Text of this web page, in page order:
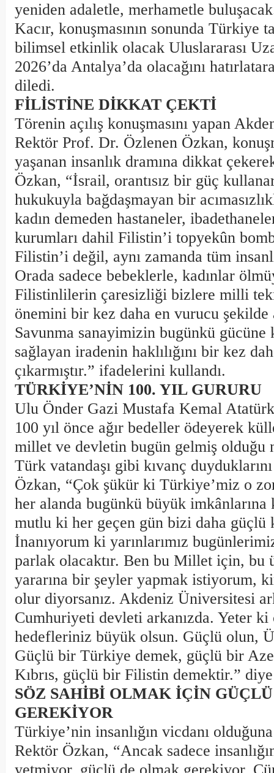
yeniden adaletle, merhametle
Kacır, konuşmasının sonunda Türkiye
bilimsel etkinlik olacak Uluslararası
2026’da Antalya’da olacağını
diledi.
FİLİSTİNE DİKKAT ÇEKTİ
Törenin açılış konuşmasını yapan
Rektör Prof. Dr. Özlenen Özkan,
yaşanan insanlık dramına dikkat
Özkan, “İsrail, orantısız bir güç
hukukuyla bağdaşmayan bir
kadın demeden hastaneler,
kurumları dahil Filistin’i topyekûn
Filistin’i değil, aynı zamanda tüm
Orada sadece bebeklerle, kadınlar
Filistinlilerin çaresizliği bizlere milli
önemini bir kez daha en vurucu şekilde
Savunma sanayimizin bugünkü gücüne
sağlayan iradenin haklılığını bir kez
çıkarmıştır.” ifadelerini kullandı.
TÜRKİYE’NİN 100. YIL GURURU
Ulu Önder Gazi Mustafa Kemal
100 yıl önce ağır bedeller ödeyerek
millet ve devletin bugün gelmiş olduğu
Türk vatandaşı gibi kıvanç
Özkan, “Çok şükür ki Türkiye’miz o
her alanda bugünkü büyük imkânlarına
mutlu ki her geçen gün bizi daha güçlü
İnanıyorum ki yarınlarımız
parlak olacaktır. Ben bu Millet için, bu
yararına bir şeyler yapmak istiyorum,
olur diyorsanız. Akdeniz Üniversitesi
Cumhuriyeti devleti arkanızda. Yeter ki
hedefleriniz büyük olsun. Güçlü olun,
Güçlü bir Türkiye demek, güçlü bir
Kıbrıs, güçlü bir Filistin demektir.”
SÖZ SAHİBİ OLMAK İÇİN
GEREKİYOR
Türkiye’nin insanlığın vicdanı
Rektör Özkan, “Ancak sadece